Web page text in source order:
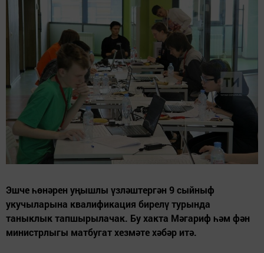
Эшче һөнәрен уңышлы үзләштергән 9 сыйныф
укучыларына квалификация бирелү турында
таныклык тапшырылачак. Бу хакта Мәгариф һәм фән
министрлыгы матбугат хезмәте хәбәр итә.